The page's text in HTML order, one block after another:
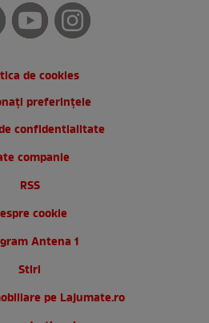
de cookies
preferințele
confidentialitate
companie
RSS
cookie
Antena 1
Stiri
pe Lajumate.ro